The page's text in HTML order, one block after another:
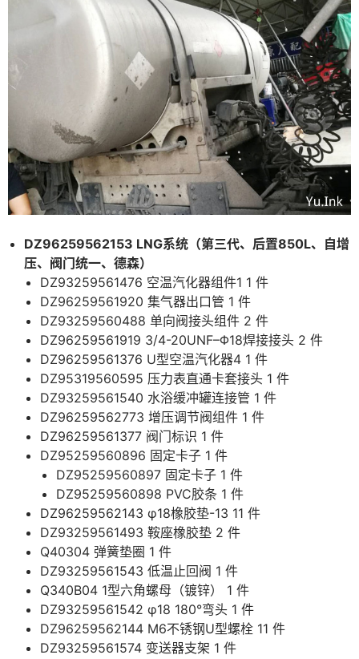
DZ96259562153 LNG系统（第三代、后置850L、自增
压、阀门统一、德森）
DZ93259561476 空温汽化器组件1 1 件
DZ96259561920 集气器出口管 1 件
DZ93259560488 单向阀接头组件 2 件
DZ96259561919 3/4-20UNF–Φ18焊接接头 2 件
DZ96259561376 U型空温汽化器4 1 件
DZ95319560595 压力表直通卡套接头 1 件
DZ93259561540 水浴缓冲罐连接管 1 件
DZ96259562773 增压调节阀组件 1 件
DZ96259561377 阀门标识 1 件
DZ95259560896 固定卡子 1 件
DZ95259560897 固定卡子 1 件
DZ95259560898 PVC胶条 1 件
DZ96259562143 φ18橡胶垫-13 11 件
DZ93259561493 鞍座橡胶垫 2 件
Q40304 弹簧垫圈 1 件
DZ93259561543 低温止回阀 1 件
Q340B04 1型六角螺母（镀锌） 1 件
DZ93259561542 φ18 180°弯头 1 件
DZ96259562144 M6不锈钢U型螺栓 11 件
DZ93259561574 变送器支架 1 件